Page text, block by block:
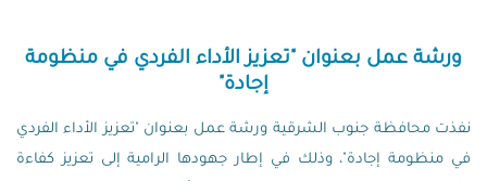
ورشة عمل بعنوان "تعزيز الأداء الفردي في منظومة
إجادة"
نفذت محافظة جنوب الشرقية ورشة عمل بعنوان "تعزيز الأداء الفردي
في منظومة إجادة"، وذلك في إطار جهودها الرامية إلى تعزيز كفاءة